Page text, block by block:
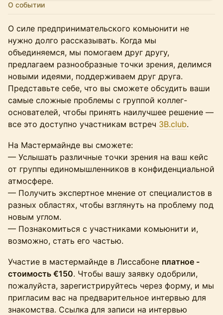
О событии
О силе предпринимательского комьюнити не
нужно долго рассказывать. Когда мы
объединяемся, мы помогаем друг другу,
предлагаем разнообразные точки зрения, делимся
новыми идеями, поддерживаем друг друга.
Представьте себе, что вы сможете обсудить ваши
самые сложные проблемы с группой коллег-
основателей, чтобы принять наилучшее решение —
все это доступно участникам встреч 3B.club.
На Мастермайнде вы сможете:
— Услышать различные точки зрения на ваш кейс
от группы единомышленников в конфиденциальной
атмосфере.
— Получить экспертное мнение от специалистов в
разных областях, чтобы взглянуть на проблему под
новым углом.
— Познакомиться с участниками комьюнити и,
возможно, стать его частью.
Участие в мастермайнде в Лиссабоне платное -
стоимость €150. Чтобы вашу заявку одобрили,
пожалуйста, зарегистрируйтесь через форму, и мы
пригласим вас на предварительное интервью для
знакомства. Ссылка для записи на интервью